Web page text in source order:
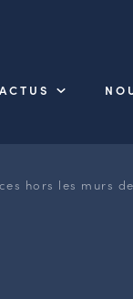
ACTUS
hors les murs